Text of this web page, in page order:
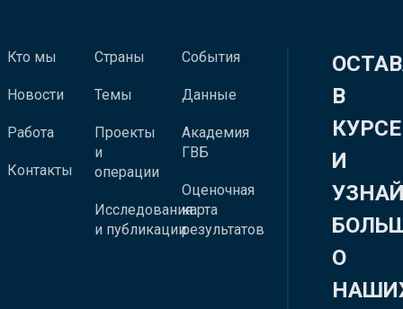
Кто мы
Новости
Работа
Контакты
Страны
Темы
Проекты
и
операции
Исследования
и публикации
События
Данные
Академия
ГВБ
Оценочная
карта
результатов
В
КУРСЕ
И
О